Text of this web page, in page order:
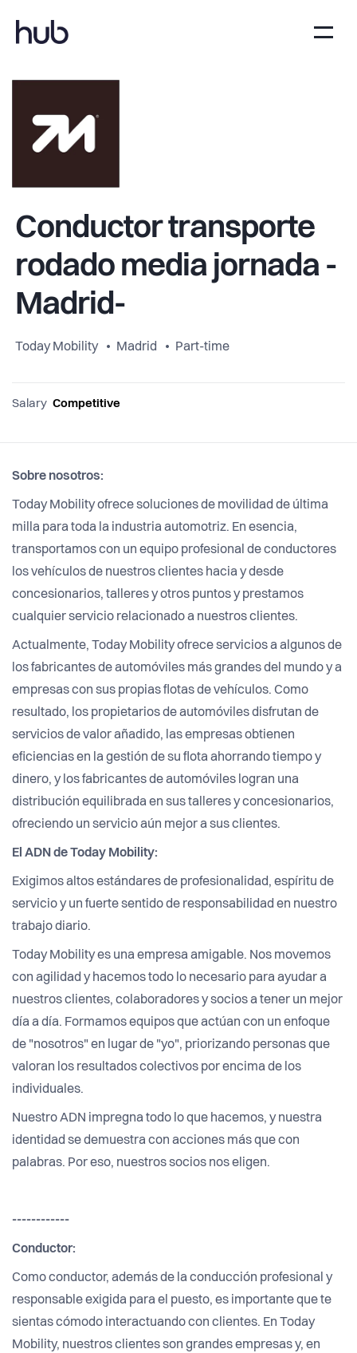
Conductor transporte
rodado media jornada -
Madrid-
Today Mobility Madrid Part-time
Salary Competitive
Sobre nosotros:
Today Mobility ofrece soluciones de movilidad de última
milla para toda la industria automotriz. En esencia,
transportamos con un equipo profesional de conductores
los vehículos de nuestros clientes hacia y desde
concesionarios, talleres y otros puntos y prestamos
cualquier servicio relacionado a nuestros clientes.
Actualmente, Today Mobility ofrece servicios a algunos de
los fabricantes de automóviles más grandes del mundo y a
empresas con sus propias flotas de vehículos. Como
resultado, los propietarios de automóviles disfrutan de
servicios de valor añadido, las empresas obtienen
eficiencias en la gestión de su flota ahorrando tiempo y
dinero, y los fabricantes de automóviles logran una
distribución equilibrada en sus talleres y concesionarios,
ofreciendo un servicio aún mejor a sus clientes.
El ADN de Today Mobility:
Exigimos altos estándares de profesionalidad, espíritu de
servicio y un fuerte sentido de responsabilidad en nuestro
trabajo diario.
Today Mobility es una empresa amigable. Nos movemos
con agilidad y hacemos todo lo necesario para ayudar a
nuestros clientes, colaboradores y socios a tener un mejor
día a día. Formamos equipos que actúan con un enfoque
de "nosotros" en lugar de "yo", priorizando personas que
valoran los resultados colectivos por encima de los
individuales.
Nuestro ADN impregna todo lo que hacemos, y nuestra
identidad se demuestra con acciones más que con
palabras. Por eso, nuestros socios nos eligen.
------------
Conductor:
Como conductor, además de la conducción profesional y
responsable exigida para el puesto, es importante que te
sientas cómodo interactuando con clientes. En Today
Mobility, nuestros clientes son grandes empresas y, en